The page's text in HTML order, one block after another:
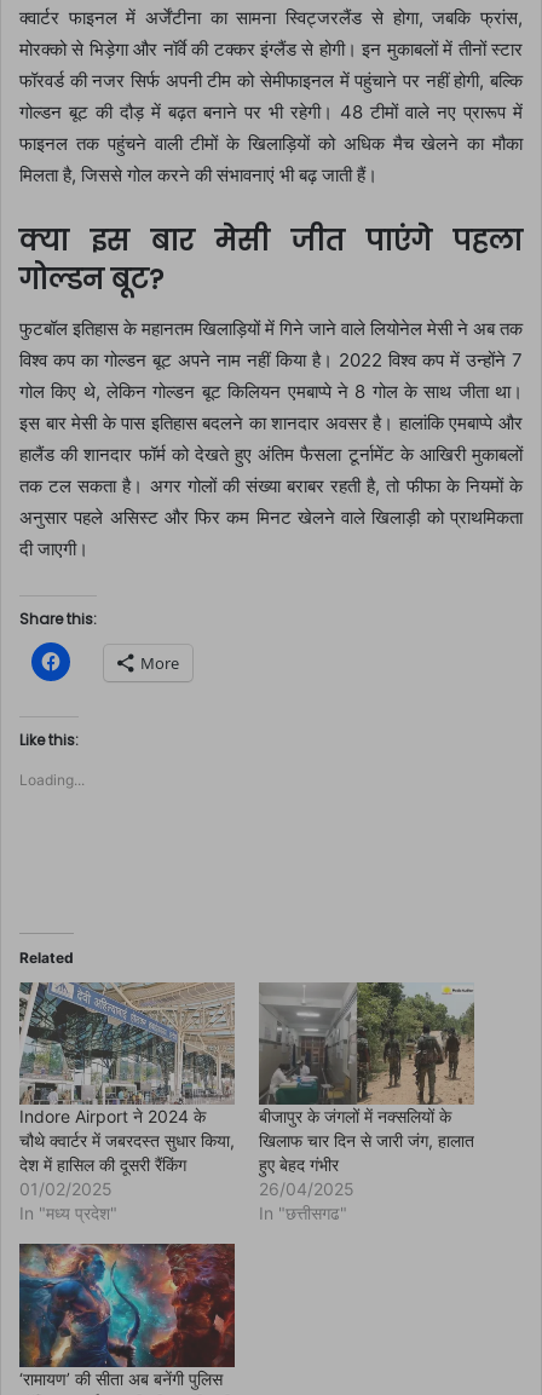
क्वार्टर फाइनल में अर्जेंटीना का सामना स्विट्जरलैंड से होगा, जबकि फ्रांस,
मोरक्को से भिड़ेगा और नॉर्वे की टक्कर इंग्लैंड से होगी। इन मुकाबलों में तीनों स्टार
फॉरवर्ड की नजर सिर्फ अपनी टीम को सेमीफाइनल में पहुंचाने पर नहीं होगी, बल्कि
गोल्डन बूट की दौड़ में बढ़त बनाने पर भी रहेगी। 48 टीमों वाले नए प्रारूप में
फाइनल तक पहुंचने वाली टीमों के खिलाड़ियों को अधिक मैच खेलने का मौका
मिलता है, जिससे गोल करने की संभावनाएं भी बढ़ जाती हैं।
क्या इस बार मेसी जीत पाएंगे पहला
गोल्डन बूट?
फुटबॉल इतिहास के महानतम खिलाड़ियों में गिने जाने वाले लियोनेल मेसी ने अब तक
विश्व कप का गोल्डन बूट अपने नाम नहीं किया है। 2022 विश्व कप में उन्होंने 7
गोल किए थे, लेकिन गोल्डन बूट किलियन एमबाप्पे ने 8 गोल के साथ जीता था।
इस बार मेसी के पास इतिहास बदलने का शानदार अवसर है। हालांकि एमबाप्पे और
हालैंड की शानदार फॉर्म को देखते हुए अंतिम फैसला टूर्नामेंट के आखिरी मुकाबलों
तक टल सकता है। अगर गोलों की संख्या बराबर रहती है, तो फीफा के नियमों के
अनुसार पहले असिस्ट और फिर कम मिनट खेलने वाले खिलाड़ी को प्राथमिकता
दी जाएगी।
Share this:
C
l
k
t
o
h
b
o
k
(
O
p
e
n
s
i
n
n
e
w
w
i
n
d
o
w
)
More
Like this:
Loading...
Related
Indore Airport ने 2024 के
चौथे क्वार्टर में जबरदस्त सुधार किया,
देश में हासिल की दूसरी रैंकिंग
01/02/2025
In "मध्य प्रदेश"
बीजापुर के जंगलों में नक्सलियों के
खिलाफ चार दिन से जारी जंग, हालात
हुए बेहद गंभीर
26/04/2025
In "छत्तीसगढ"
‘रामायण’ की सीता अब बनेंगी पुलिस